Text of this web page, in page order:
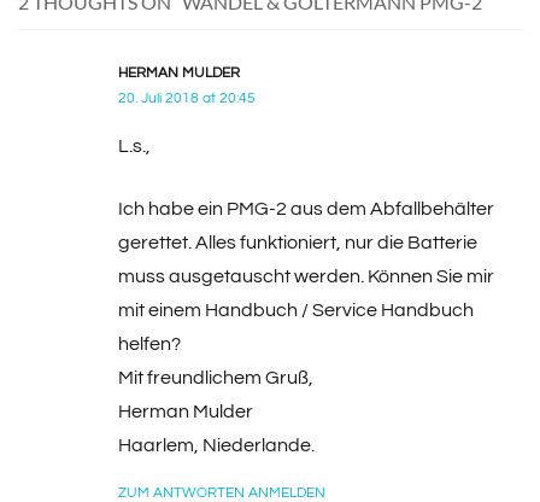
HERMAN MULDER
20. Juli 2018 at 20:45
L.s.,
Ich habe ein PMG-2 aus dem Abfallbehälter
gerettet. Alles funktioniert, nur die Batterie
muss ausgetauscht werden. Können Sie mir
mit einem Handbuch / Service Handbuch
helfen?
Mit freundlichem Gruß,
Herman Mulder
Haarlem, Niederlande.
ZUM ANTWORTEN ANMELDEN